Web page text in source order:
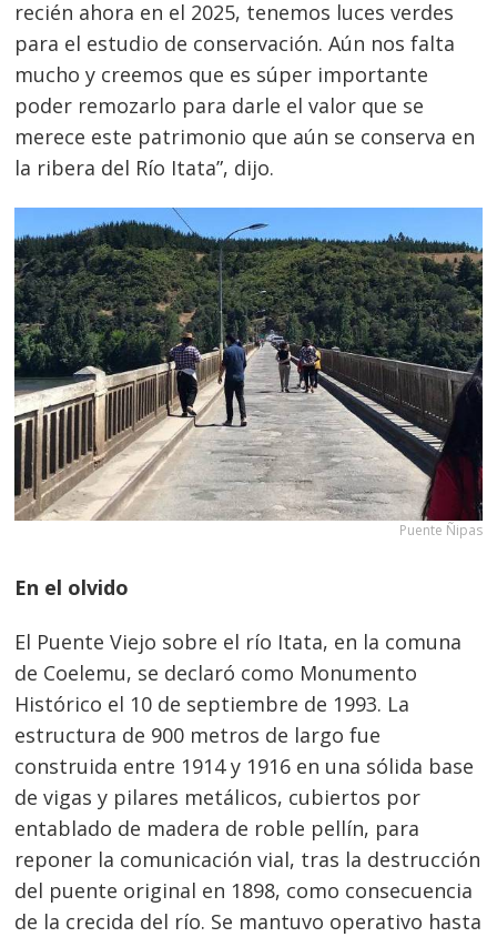
recién ahora en el 2025, tenemos luces verdes
para el estudio de conservación. Aún nos falta
mucho y creemos que es súper importante
poder remozarlo para darle el valor que se
merece este patrimonio que aún se conserva en
la ribera del Río Itata”, dijo.
Puente Ñipas
En el olvido
El Puente Viejo sobre el río Itata, en la comuna
de Coelemu, se declaró como Monumento
Histórico el 10 de septiembre de 1993. La
estructura de 900 metros de largo fue
construida entre 1914 y 1916 en una sólida base
de vigas y pilares metálicos, cubiertos por
entablado de madera de roble pellín, para
reponer la comunicación vial, tras la destrucción
del puente original en 1898, como consecuencia
de la crecida del río. Se mantuvo operativo hasta